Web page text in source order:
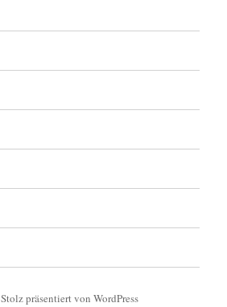
Stolz präsentiert von WordPress